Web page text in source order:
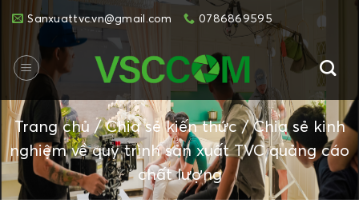
content
Sanxuattvc.vn@gmail.com 0786869595
Trang chủ /Chia sẻ kiến thức/Chia sẻ kinh
nghiệm về quy trình sản xuất TVC quảng cáo
chất lượng